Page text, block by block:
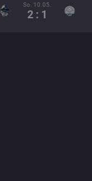
So. 10.05.
2 : 1